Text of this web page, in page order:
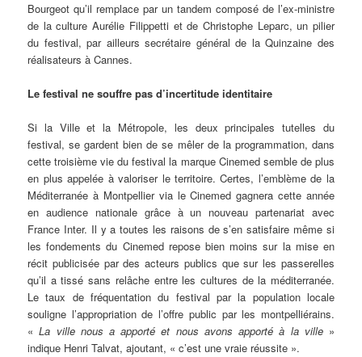
Bourgeot qu’il remplace par un tandem composé de l’ex-ministre
de la culture Aurélie Filippetti et de Christophe Leparc, un pilier
du festival, par ailleurs secrétaire général de la Quinzaine des
réalisateurs à Cannes.
Le festival ne souffre pas d’incertitude identitaire
Si la Ville et la Métropole, les deux principales tutelles du
festival, se gardent bien de se mêler de la programmation, dans
cette troisième vie du festival la marque Cinemed semble de plus
en plus appelée à valoriser le territoire. Certes, l’emblème de la
Méditerranée à Montpellier via le Cinemed gagnera cette année
en audience nationale grâce à un nouveau partenariat avec
France Inter. Il y a toutes les raisons de s’en satisfaire même si
les fondements du Cinemed repose bien moins sur la mise en
récit publicisée par des acteurs publics que sur les passerelles
qu’il a tissé sans relâche entre les cultures de la méditerranée.
Le taux de fréquentation du festival par la population locale
souligne l’appropriation de l’offre public par les montpelliérains.
«La ville nous a apporté et nous avons apporté à la ville»
indique Henri Talvat, ajoutant, « c’est une vraie réussite ».